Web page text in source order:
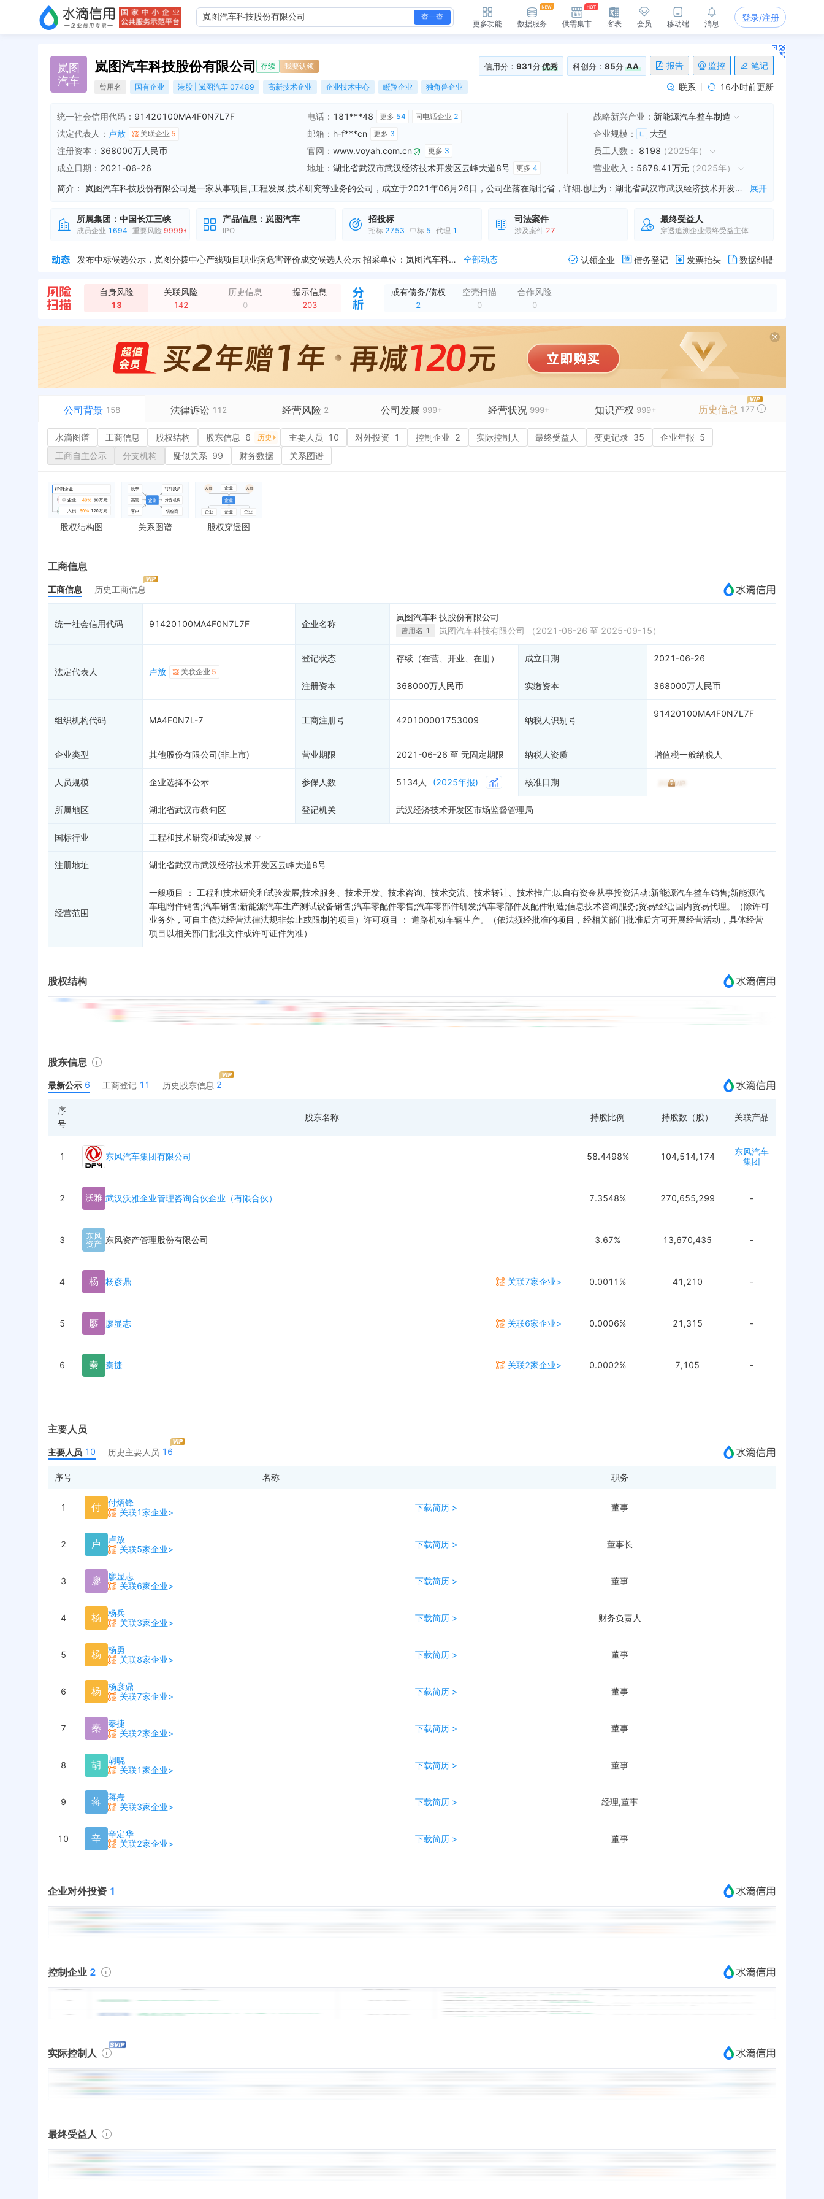
查一查
更多功能 数据服务 供需集市 客表 会员 移动端 消息
登录/注册
岚图
汽车
岚图汽车科技股份有限公司 存续 我要认领 信用分： 931分优秀 科创分： 85分 AA 报告 监控 笔记
曾用名 国有企业 港股 | 岚图汽车 07489 高新技术企业 企业技术中心 瞪羚企业 独角兽企业 联系 16小时前更新
统一社会信用代码： 91420100MA4F0N7L7F
法定代表人： 卢放 关联企业 5
注册资本： 368000万人民币
成立日期： 2021-06-26
电话： 181***48 更多 54 同电话企业 2
邮箱： h-f***cn 更多 3
官网： www.voyah.com.cn 更多 3
地址： 湖北省武汉市武汉经济技术开发区云峰大道8号 更多 4
战略新兴产业： 新能源汽车整车制造
企业规模 ：
大型
员工人数 ： 8198（2025年）
营业收入 ： 5678.41万元（2025年）
简介：
岚图汽车科技股份有限公司是一家从事项目,工程发展,技术研究等业务的公司，成立于2021年06月26日，公司坐落在湖北省，详细地址为：湖北省武汉市武汉经济技术开发区云峰大道8号;经国家企业信用信息公示系统查询得知，岚图汽车科技股份有限公司的信用代码/税号为91420100MA4F0N7L7F，法人是卢放，注册资本为368000.000000万人民币，企业的经营范围为:一般项目 ： 工程和技术研究和试验发展;技术服务、技术开发、技术咨询、技术交流、技术转让、技术推广;以自有资金从事投资活动;新能源汽车整车销售;新能源汽车电附件销售;汽车销售;新能源汽车生产测试设备销售;汽车零配件零售;汽车零部件研发;汽车零部件及配件制造;信息技术咨询服务;贸易经纪;国内贸易代理。（除许可业务外，可自主依法经营法律法规非禁止或限制的项目）许可项目 ： 道路机动车辆生产。（依法须经批准的项目，经相关部门批准后方可开展经营活动，具体经营项目以相关部门批准文件或许可证件为准） 展开
所属集团： 中国长江三峡
成员企业 1694 重要风险 9999+
产品信息： 岚图汽车
IPO
招投标
招标 2753 中标 5 代理 1
司法案件
涉及案件 27
最终受益人
穿透追溯企业最终受益主体
全部动态
发布中标候选公示，2026年市场终端数据洞察成交候选人公示 招采单位：岚图汽车科技股份有限公司 中标候选人：中汽信息科技（天津）有限公司","广州普斯逊信...
发布中标候选公示，岚图分拨中心产线项目职业病危害评价成交候选人公示 招采单位：岚图汽车科技股份有限公司 中标候选人：湖北九泰安全环保技术有限公司","武汉...
全部动态
新增招标，岚图智算算力资源池建设项目 招采单位：岚图汽车科技股份有限公司
全部动态
全部动态
授权外观专利，申请号：CN202530187411.5 专利名称：仪表板储物格 申请日期：2025-04-09 授权日期：2026-08-04
全部动态
发布中标候选公示，岚图分拨中心环评项目成交候选人公示 招采单位：岚图汽车科技股份有限公司 中标候选人：湖北君邦环境技术有限责任公司","景朗生态环境技术（...
全部动态
认领企业 债务登记 发票抬头 数据纠错
自身风险
13
关联风险
142
历史信息
0
提示信息
203
或有债务/债权
2
空壳扫描
0
合作风险
0
公司背景 158 法律诉讼 112 经营风险 2 公司发展 999+ 经营状况 999+ 知识产权 999+ 历史信息 177
水滴图谱
工商信息
股东信息
历史
主要人员 10
对外投资
控制企业 2
最终受益人
企业年报
分支机构
关系图谱
司法案件
立案信息 29
法院公告
裁判文书
送达公告
被执行人
终本案件
司法协助
破产重整
或有债务债权 2
经营异常
清算信息
融资历史 招投标 99+
信用评价
进出口信用
债券信息
地块公示
商标信息 99+ 历史
成为vip查看
水滴图谱 工商信息 股权结构 股东信息 6 历史 主要人员 10 对外投资 1 控制企业 2 实际控制人 最终受益人 变更记录 35 企业年报 5
工商自主公示
分支机构 疑似关系 99 财务数据 关系图谱
股权结构图 关系图谱 股权穿透图
工商信息
工商信息 历史工商信息
统一社会信用代码 91420100MA4F0N7L7F 企业名称
岚图汽车科技股份有限公司
曾用名 1 岚图汽车科技有限公司 （2021-06-26 至 2025-09-15）
法定代表人 卢放 关联企业 5
登记状态 存续（在营、开业、在册） 成立日期 2021-06-26
注册资本 368000万人民币 实缴资本 368000万人民币
组织机构代码 MA4F0N7L-7 工商注册号 420100001753009 纳税人识别号
91420100MA4F0N7L7F
企业类型 其他股份有限公司(非上市) 营业期限 2021-06-26 至 无固定期限 纳税人资质 增值税一般纳税人
人员规模 企业选择不公示 参保人数 5134人 (2025年报) 核准日期
所属地区 湖北省武汉市蔡甸区 登记机关 武汉经济技术开发区市场监督管理局
国标行业 工程和技术研究和试验发展
注册地址 湖北省武汉市武汉经济技术开发区云峰大道8号
经营范围
一般项目 ： 工程和技术研究和试验发展;技术服务、技术开发、技术咨询、技术交流、技术转让、技术推广;以自有资金从事投资活动;新能源汽车整车销售;新能源汽
车电附件销售;汽车销售;新能源汽车生产测试设备销售;汽车零配件零售;汽车零部件研发;汽车零部件及配件制造;信息技术咨询服务;贸易经纪;国内贸易代理。（除许可
业务外，可自主依法经营法律法规非禁止或限制的项目）许可项目 ： 道路机动车辆生产。（依法须经批准的项目，经相关部门批准后方可开展经营活动，具体经营
项目以相关部门批准文件或许可证件为准）
股权结构
股东信息
最新公示 6 工商登记 11 历史股东信息 2
序
号
股东名称 持股比例 持股数（股） 关联产品
1 东风汽车集团有限公司 58.4498% 104,514,174
东风汽车
集团
2 沃雅 武汉沃雅企业管理咨询合伙企业（有限合伙） 7.3548% 270,655,299 -
3 东风
资产 东风资产管理股份有限公司 3.67% 13,670,435 -
4 杨 杨彦鼎 关联7家企业> 0.0011% 41,210 -
5 廖 廖显志 关联6家企业> 0.0006% 21,315 -
6 秦 秦捷 关联2家企业> 0.0002% 7,105 -
主要人员
主要人员 10 历史主要人员 16
序号 名称 职务
1 付
付炳锋
关联1家企业>
下载简历 > 董事
2 卢
卢放
关联5家企业>
下载简历 > 董事长
3 廖
廖显志
关联6家企业>
下载简历 > 董事
4 杨
杨兵
关联3家企业>
下载简历 > 财务负责人
5 杨
杨勇
关联8家企业>
下载简历 > 董事
6 杨
杨彦鼎
关联7家企业>
下载简历 > 董事
7 秦
秦捷
关联2家企业>
下载简历 > 董事
8 胡
胡晓
关联1家企业>
下载简历 > 董事
9 蒋
蒋焘
关联3家企业>
下载简历 > 经理,董事
10 辛
辛定华
关联2家企业>
下载简历 > 董事
企业对外投资 1
控制企业 2
实际控制人
最终受益人